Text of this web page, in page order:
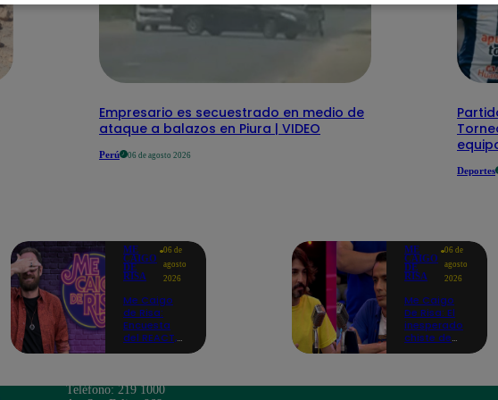
Empresario es secuestrado en medio de
ataque a balazos en Piura | VIDEO
Perú 06 de agosto 2026
Deportes
ME
CAIGO
DE
RISA
06 de
agosto
2026
Me Caigo
de Risa:
Encuesta
del REACT,
ME
CAIGO
DE
RISA
06 de
agosto
2026
Me Caigo
De Risa: El
inesperado
chiste de
hizo
Teléfono: 219 1000